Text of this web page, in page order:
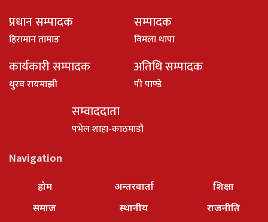
प्रधान सम्पादक
हिरामान तामाङ
सम्पादक
विमला थापा
कार्यकारी सम्पादक
धु्रव रायमाझी
अतिथि सम्पादक
पी पाण्डे
सम्वाददाता
पभेल शाहा-काठमाडौ
Navigation
होम
समाज
अन्तरवार्ता
स्थानीय
शिक्षा
राजनीति